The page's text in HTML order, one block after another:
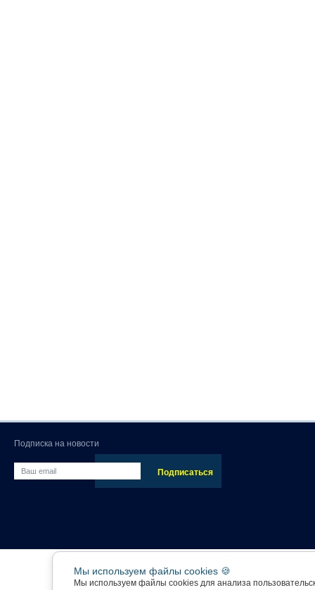
Подписка на новости
Мы используем файлы cookies 🍪
Мы используем файлы cookies для анализа